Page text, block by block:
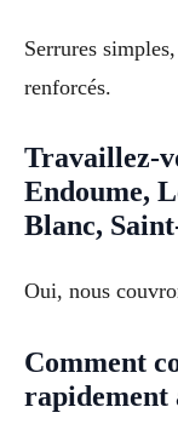
Serrures
renforcés.
Travaillez-
Endoume,
Blanc,
Oui, nous
Comment
rapidement